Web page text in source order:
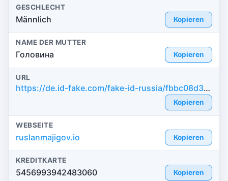
GESCHLECHT
Männlich Kopieren
NAME DER MUTTER
Головина Kopieren
URL
https://de.id-fake.com/fake-id-russia/fbbc08d384ff49c9a782ca89c67b6ac7
Kopieren
WEBSEITE
ruslanmajigov.io Kopieren
KREDITKARTE
5456993942483060 Kopieren